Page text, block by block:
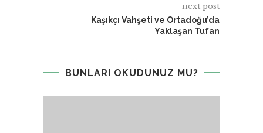
next post
Kaşıkçı Vahşeti ve Ortadoğu’da
Yaklaşan Tufan
BUNLARI OKUDUNUZ MU?